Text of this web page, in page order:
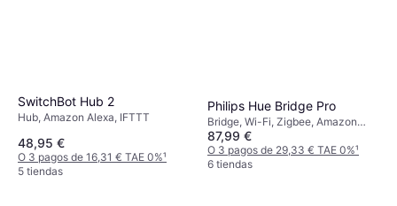
SwitchBot Hub 2
Hub, Amazon Alexa, IFTTT
48,95 €
O 3 pagos de 16,31 € TAE 0%¹
5 tiendas
Philips Hue Bridge Pro
Bridge, Wi-Fi, Zigbee, Amazon
Alexa, Apple HomeKit, Google
Home
87,99 €
O 3 pagos de 29,33 € TAE 0%¹
6 tiendas